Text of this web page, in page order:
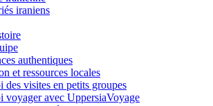
iraniens
authentiques
et ressources locales
des visites en petits groupes
voyager avec UppersiaVoyage